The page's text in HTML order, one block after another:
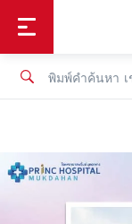
ลูกค้าบุคคล
ช้อป
เทรนด์เทคโนโลยี